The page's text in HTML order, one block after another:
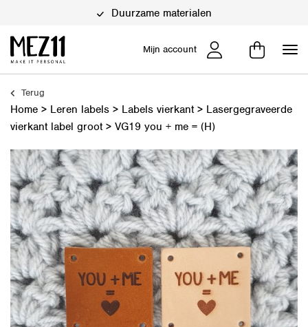
Duurzame materialen
Mijn account
Terug
Home > Leren labels > Labels vierkant> Lasergegraveerde
vierkant label groot> VG19 you + me = (H)